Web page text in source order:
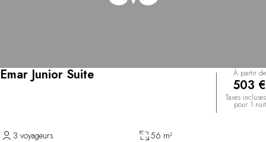
Emar Junior Suite À partir de
503 €
Taxes incluses
pour 1 nuit
3 voyageurs 56 m²